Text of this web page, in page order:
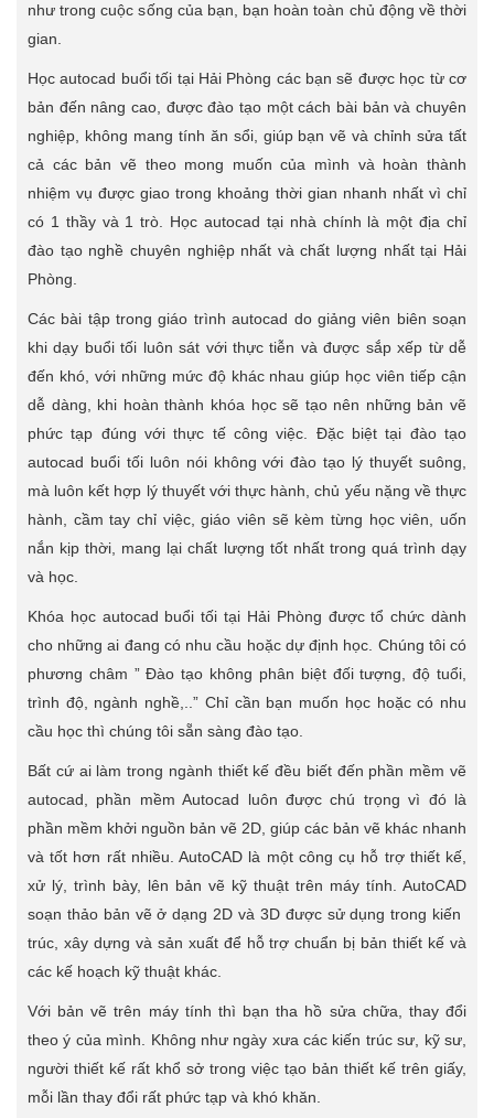
như trong cuộc sống của bạn, bạn hoàn toàn chủ động về thời
gian.
Học autocad buổi tối tại Hải Phòng các bạn sẽ được học từ cơ
bản đến nâng cao, được đào tạo một cách bài bản và chuyên
nghiệp, không mang tính ăn sổi, giúp bạn vẽ và chỉnh sửa tất
cả các bản vẽ theo mong muốn của mình và hoàn thành
nhiệm vụ được giao trong khoảng thời gian nhanh nhất vì chỉ
có 1 thầy và 1 trò. Học autocad tại nhà chính là một địa chỉ
đào tạo nghề chuyên nghiệp nhất và chất lượng nhất tại Hải
Phòng.
Các bài tập trong giáo trình autocad do giảng viên biên soạn
khi dạy buổi tối luôn sát với thực tiễn và được sắp xếp từ dễ
đến khó, với những mức độ khác nhau giúp học viên tiếp cận
dễ dàng, khi hoàn thành khóa học sẽ tạo nên những bản vẽ
phức tạp đúng với thực tế công việc. Đặc biệt tại đào tạo
autocad buổi tối luôn nói không với đào tạo lý thuyết suông,
mà luôn kết hợp lý thuyết với thực hành, chủ yếu nặng về thực
hành, cầm tay chỉ việc, giáo viên sẽ kèm từng học viên, uốn
nắn kịp thời, mang lại chất lượng tốt nhất trong quá trình dạy
và học.
Khóa học autocad buổi tối tại Hải Phòng được tổ chức dành
cho những ai đang có nhu cầu hoặc dự định học. Chúng tôi có
phương châm ” Đào tạo không phân biệt đối tượng, độ tuổi,
trình độ, ngành nghề,..” Chỉ cần bạn muốn học hoặc có nhu
cầu học thì chúng tôi sẵn sàng đào tạo.
Bất cứ ai làm trong ngành thiết kế đều biết đến phần mềm vẽ
autocad, phần mềm Autocad luôn được chú trọng vì đó là
phần mềm khởi nguồn bản vẽ 2D, giúp các bản vẽ khác nhanh
và tốt hơn rất nhiều. AutoCAD là một công cụ hỗ trợ thiết kế,
xử lý, trình bày, lên bản vẽ kỹ thuật trên máy tính. AutoCAD
soạn thảo bản vẽ ở dạng 2D và 3D được sử dụng trong kiến ​​
trúc, xây dựng và sản xuất để hỗ trợ chuẩn bị bản thiết kế và
các kế hoạch kỹ thuật khác.
Với bản vẽ trên máy tính thì bạn tha hồ sửa chữa, thay đổi
theo ý của mình. Không như ngày xưa các kiến trúc sư, kỹ sư,
người thiết kế rất khổ sở trong việc tạo bản thiết kế trên giấy,
mỗi lần thay đổi rất phức tạp và khó khăn.